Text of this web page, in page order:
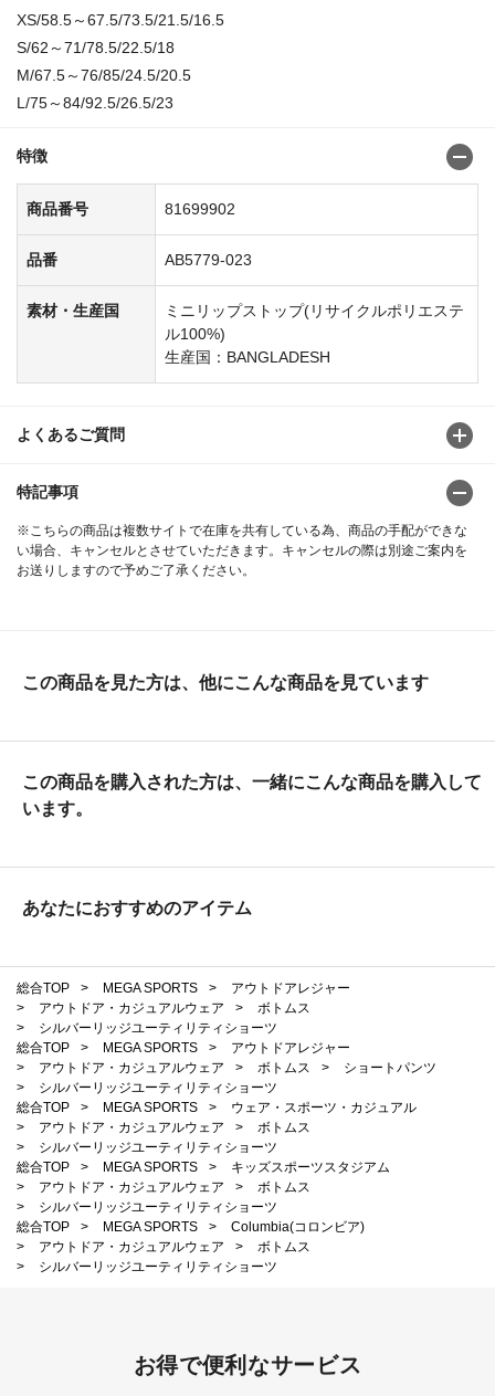
XS/58.5～67.5/73.5/21.5/16.5
S/62～71/78.5/22.5/18
M/67.5～76/85/24.5/20.5
L/75～84/92.5/26.5/23
特徴
商品番号 81699902
品番 AB5779-023
素材・生産国
ミニリップストップ(リサイクルポリエステ
ル100%)
生産国：BANGLADESH
よくあるご質問
特記事項
※こちらの商品は複数サイトで在庫を共有している為、商品の手配ができな
い場合、キャンセルとさせていただきます。キャンセルの際は別途ご案内を
お送りしますので予めご了承ください。
この商品を見た方は、他にこんな商品を見ています
この商品を購入された方は、一緒にこんな商品を購入して
います。
あなたにおすすめのアイテム
総合TOP > MEGA SPORTS >
アウトドアレジャー
>
アウトドア・カジュアルウェア >
ボトムス
>
シルバーリッジユーティリティショーツ
総合TOP
> MEGA SPORTS >
アウトドアレジャー
>
アウトドア・カジュアルウェア > ボトムス >
ショートパンツ
>
シルバーリッジユーティリティショーツ
総合TOP
> MEGA SPORTS >
ウェア・スポーツ・カジュアル
>
アウトドア・カジュアルウェア >
ボトムス
>
シルバーリッジユーティリティショーツ
総合TOP
> MEGA SPORTS >
キッズスポーツスタジアム
>
アウトドア・カジュアルウェア >
ボトムス
>
シルバーリッジユーティリティショーツ
総合TOP
> MEGA SPORTS >
Columbia(コロンビア)
>
アウトドア・カジュアルウェア >
ボトムス
>
シルバーリッジユーティリティショーツ
お得で便利なサービス